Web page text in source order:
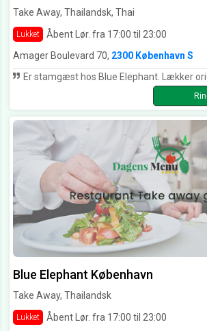
Take Away, Thailandsk, Thai
Lukket Åbent Lør. fra 17:00 til 23:00
Amager Boulevard 70, 2300 København S
Er stamgæst hos Blue Elephant. Lækker
Blue Elephant København
Take Away, Thailandsk
Lukket
Åbent Lør. fra 17:00 til 23:00